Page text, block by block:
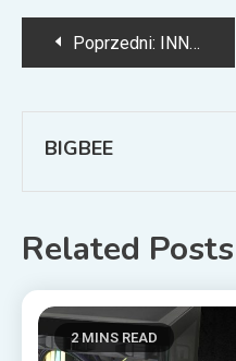
Nawigacja
Poprzedni: INNO3D GeForce RTX 4070 X3 OC — wydajna karta graficzna z trzema wentylatorami
BIGBEE
Related Posts
2 MINS READ